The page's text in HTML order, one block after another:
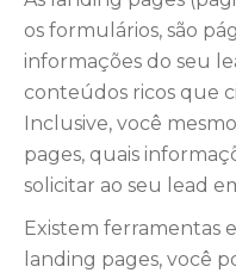
os formulários, são
informações do seu
conteúdos ricos que
Inclusive, você
pages, quais
solicitar ao seu lead
Existem ferramentas
landing pages, você